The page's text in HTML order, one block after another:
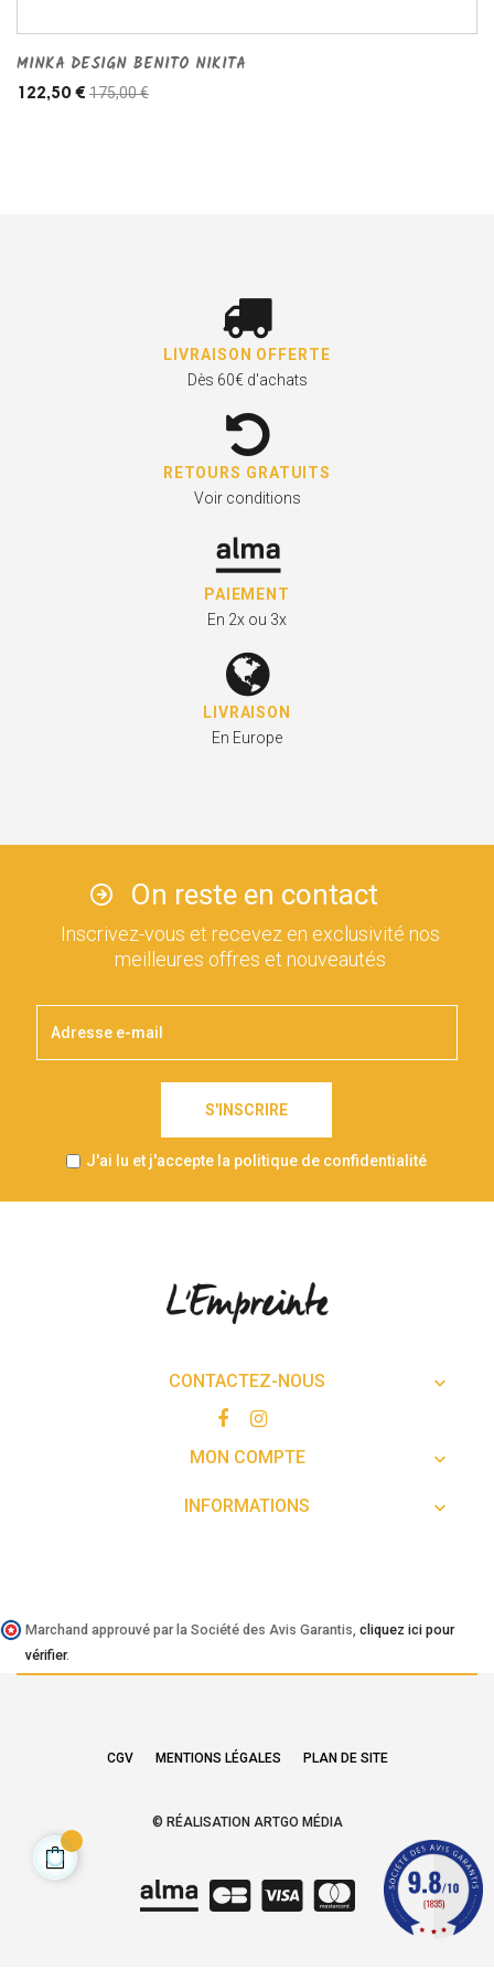
MINKA DESIGN BENITO NIKITA
122,50 € 175,00 €
LIVRAISON OFFERTE
Dès 60€ d'achats
RETOURS GRATUITS
Voir conditions
PAIEMENT
En 2x ou 3x
LIVRAISON
En Europe
On reste en contact
Inscrivez-vous et recevez en exclusivité nos
meilleures offres et nouveautés
S'INSCRIRE
J'ai lu et j'accepte la politique de confidentialité
CONTACTEZ-NOUS 
MON COMPTE 
INFORMATIONS 
Marchand approuvé par la Société des Avis Garantis, cliquez ici pour
vérifier.
CGV MENTIONS LÉGALES PLAN DE SITE
© RÉALISATION ARTGO MÉDIA